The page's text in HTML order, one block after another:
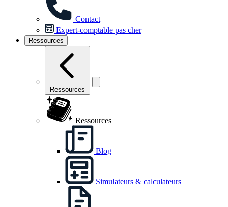
Contact
Expert-comptable pas cher
Ressources
Ressources
Ressources
Blog
Simulateurs & calculateurs